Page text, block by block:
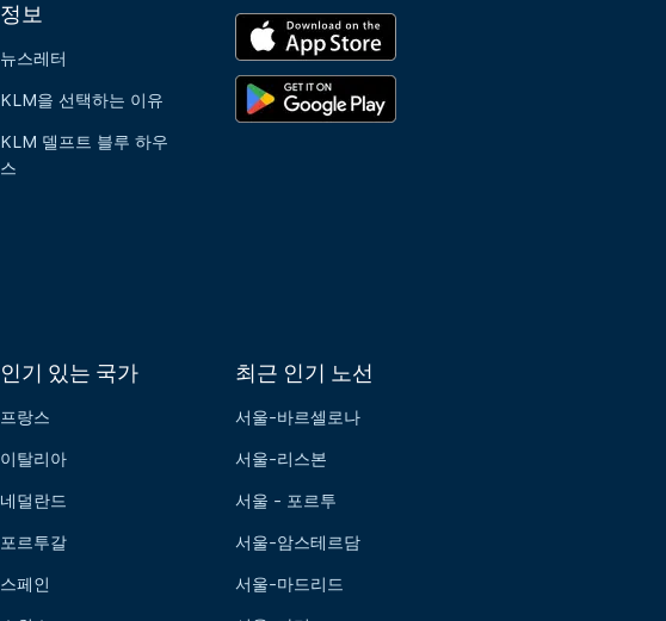
정보
뉴스레터
KLM을 선택하는 이유
KLM 델프트 블루 하우
스
인기 있는 국가
프랑스
이탈리아
네덜란드
포르투갈
스페인
최근 인기 노선
서울-바르셀로나
서울-리스본
서울 - 포르투
서울-암스테르담
서울-마드리드